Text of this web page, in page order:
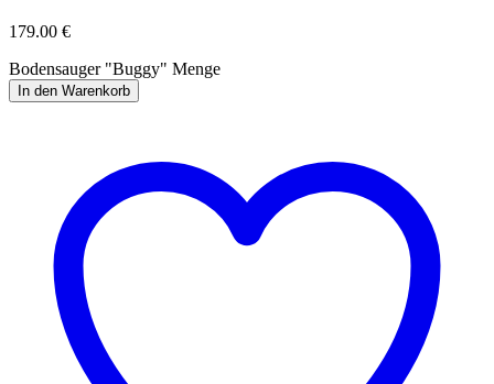
179.00 €
Bodensauger "Buggy" Menge
In den Warenkorb